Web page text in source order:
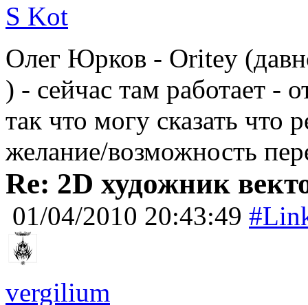
S Kot
Олег Юрков - Oritey
) - сейчас там работает -
так что могу сказать что
желание/возможность
Re: 2D художник
01/04/2010 20:43:49
vergilium